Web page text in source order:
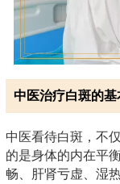
中医治疗白斑的基
中医看待白斑，不
的是身体的内在平
畅、肝肾亏虚、湿